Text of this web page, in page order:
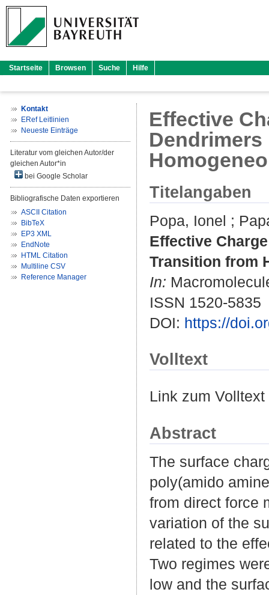
Startseite Browsen Suche Hilfe
Kontakt
ERef Leitlinien
Neueste Einträge
Literatur vom gleichen Autor/der
gleichen Autor*in
bei Google Scholar
Bibliografische Daten exportieren
ASCII Citation
BibTeX
EP3 XML
EndNote
HTML Citation
Multiline CSV
Reference Manager
Effective
Titelangaben
Popa, Ionel ;
Effective
Transition from
In:
ISSN 1520-5835
DOI: https://
Volltext
Link zum
Abstract
The surface
poly(amido
from direct force
variation of the
related to the
Two regimes
low and the